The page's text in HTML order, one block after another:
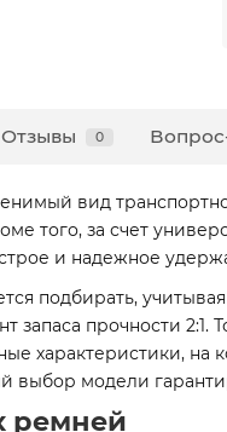
Отзывы 0
вид
того, за счет
и надежное
подбирать,
прочности 2:1.
характеристики,
модели
ремней